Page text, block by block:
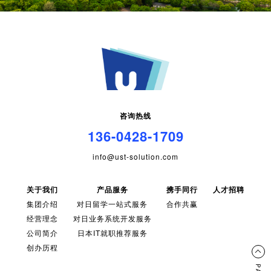
咨询热线
136-0428-1709
info@ust-solution.com
关于我们
集团介绍
经营理念
公司简介
创办历程
产品服务
对日留学一站式服务
对日业务系统开发服务
日本IT就职推荐服务
携手同行
合作共赢
人才招聘